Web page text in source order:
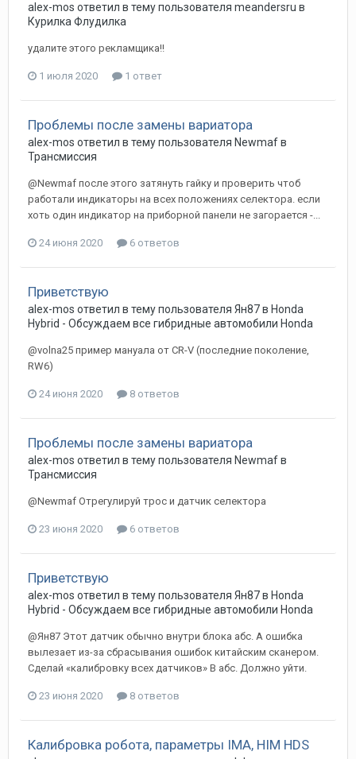
alex-mos ответил в тему пользователя meandersru в
Курилка Флудилка
удалите этого рекламщика!!
1 июля 2020 1 ответ
Проблемы после замены вариатора
alex-mos ответил в тему пользователя Newmafв
Трансмиссия
@Newmaf после этого затянуть гайку и проверить чтоб
работали индикаторы на всех положениях селектора. если
хоть один индикатор на приборной панели не загорается -...
24 июня 2020 6 ответов
Приветствую
alex-mos ответил в тему пользователя Ян87в Honda
Hybrid - Обсуждаем все гибридные автомобили Honda
@volna25 пример мануала от CR-V (последние поколение,
RW6)
24 июня 2020 8 ответов
Проблемы после замены вариатора
alex-mos ответил в тему пользователя Newmafв
Трансмиссия
@Newmaf Отрегулируй трос и датчик селектора
23 июня 2020 6 ответов
Приветствую
alex-mos ответил в тему пользователя Ян87в Honda
Hybrid - Обсуждаем все гибридные автомобили Honda
@Ян87 Этот датчик обычно внутри блока абс. А ошибка
вылезает из-за сбрасывания ошибок китайским сканером.
Сделай «калибровку всех датчиков» В абс. Должно уйти.
23 июня 2020 8 ответов
Калибровка робота, параметры IMA, HIM HDS